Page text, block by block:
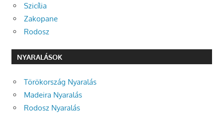
Szicília
Zakopane
Rodosz
NYARALÁSOK
Törökország Nyaralás
Madeira Nyaralás
Rodosz Nyaralás